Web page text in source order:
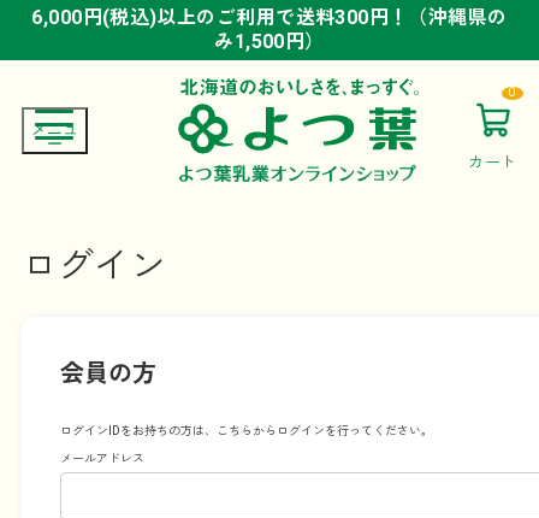
6,000円(税込)以上のご利用で送料300円！（沖縄県の
み1,500円）
6,000円(税込)以上のご利用で送料300円！（沖縄県の
み1,500円）
6,000円(税込)以上のご利用で送料300円！（沖縄県の
み1,500円）
カート
0
ログイン
会員の方
ログインIDをお持ちの方は、こちらからログインを行ってください。
メールアドレス